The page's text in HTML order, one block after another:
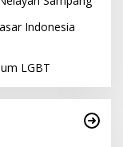
Indonesia
LGBT